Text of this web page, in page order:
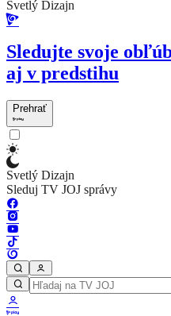
Svetlý Dizajn
Sledujte svoje
aj v predstihu
Prehrať
Svetlý Dizajn
Sleduj TV JOJ správy